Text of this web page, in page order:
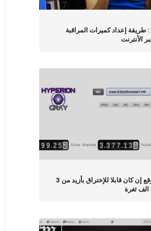
الحلقة 1033 : طريقة إعداد كميرات المراقبة
الأنترنت
افحص اي موقع إن كان قابلا للإختراق بأزيد من 3